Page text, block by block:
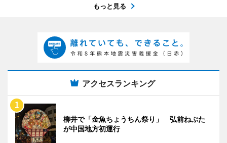
もっと見る
アクセスランキング
柳井で「金魚ちょうちん祭り」 弘前ねぷた
が中国地方初運行